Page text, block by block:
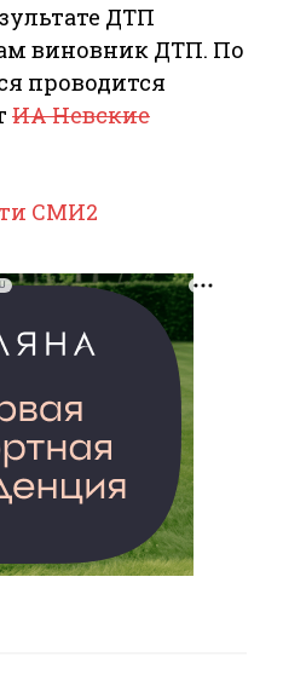
ДТП
виновник ДТП. По
проводится
ИА Невские
СМИ2